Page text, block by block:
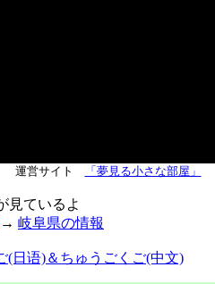
運営サイト 「夢見る小さな部屋」
見ているよ
→ 岐阜県の情報
(日语)＆ちゅうごくご(中文)